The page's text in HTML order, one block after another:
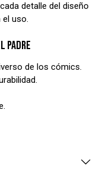
detalle del diseño
el uso.
PADRE
de los cómics.